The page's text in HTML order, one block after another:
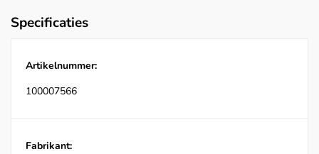
Specificaties
Artikelnummer:
100007566
Fabrikant: